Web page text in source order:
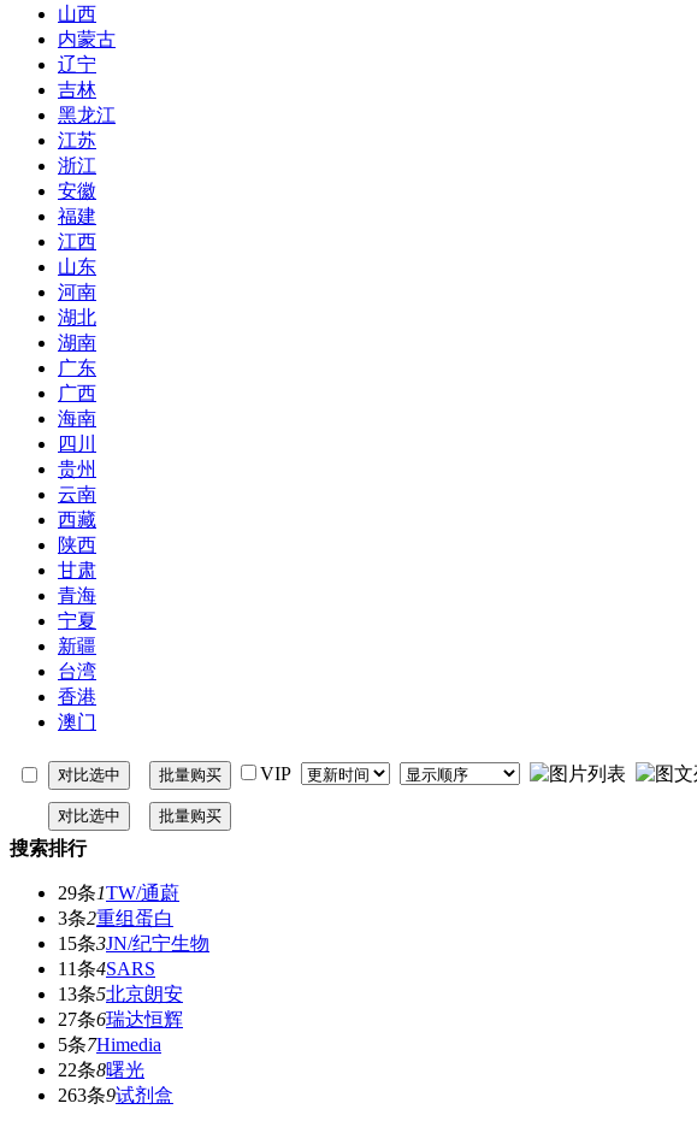
山西
内蒙古
辽宁
吉林
黑龙江
江苏
浙江
安徽
福建
江西
山东
河南
湖北
湖南
广东
广西
海南
四川
贵州
云南
西藏
陕西
甘肃
青海
宁夏
新疆
台湾
香港
澳门
VIP
搜索排行
29条1TW/通蔚
3条2重组蛋白
15条3JN/纪宁生物
11条4SARS
13条5北京朗安
27条6瑞达恒辉
5条7Himedia
22条8曙光
263条9试剂盒